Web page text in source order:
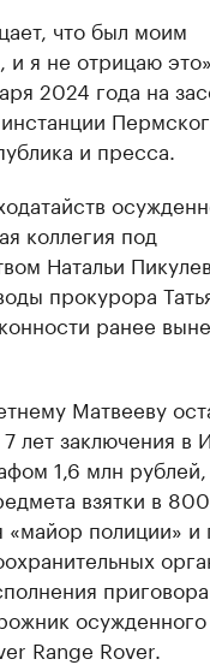
что был моим
и я не отрицаю
2024 года на
и пресса.
коллегия под
Натальи
прокурора
ранее
Матвееву
лет заключения в
1,6 млн рублей,
взятки в 800
«майор полиции» и
Range Rover.